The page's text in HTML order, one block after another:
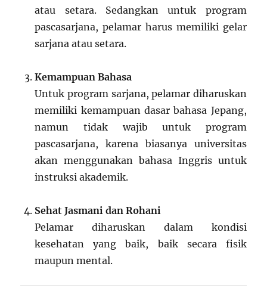
atau setara. Sedangkan untuk program
pascasarjana, pelamar harus memiliki gelar
sarjana atau setara.
Kemampuan Bahasa
Untuk program sarjana, pelamar diharuskan
memiliki kemampuan dasar bahasa Jepang,
namun tidak wajib untuk program
pascasarjana, karena biasanya universitas
akan menggunakan bahasa Inggris untuk
instruksi akademik.
Sehat Jasmani dan Rohani
Pelamar diharuskan dalam kondisi
kesehatan yang baik, baik secara fisik
maupun mental.